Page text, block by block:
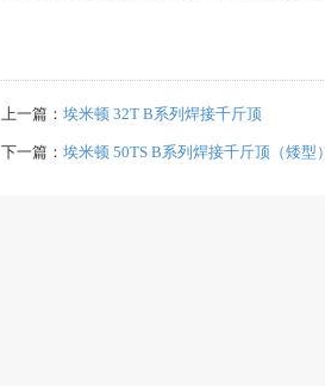
上一篇： 埃米顿 32T B系列焊接千斤顶
下一篇： 埃米顿 50TS B系列焊接千斤顶（矮型）